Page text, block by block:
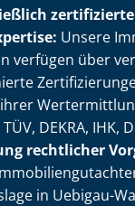
Unsere
verfügen über
DEKRA, IHK,
rechtlicher
in Uebigau-